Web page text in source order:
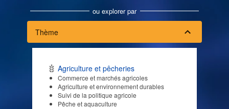
ou explorer par
Thème
Agriculture et pêcheries
Commerce et marchés agricoles
Agriculture et environnement durables
Suivi de la politique agricole
Pêche et aquaculture